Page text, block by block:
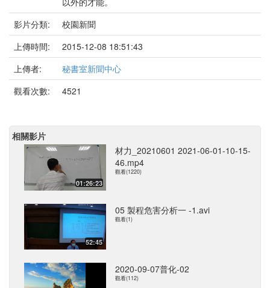
影片分類:
校園新聞
上傳時間:
2015-12-08 18:51:43
上傳者:
秘書室新聞中心
觀看次數:
4521
相關影片
01:26:23
材力_20210601 2021-06-01-10-15-
46.mp4
觀看(1220)
52:45
05 製程危害分析一 -1.avi
觀看(1)
2020-09-07普化-02
觀看(112)